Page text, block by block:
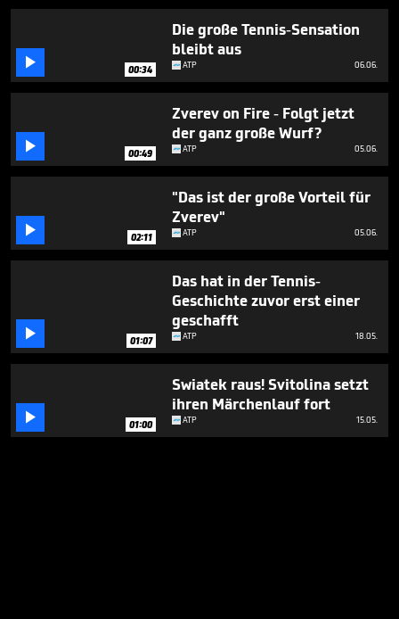
 00:34
Die große Tennis-Sensation
bleibt aus
ATP 06.06.
 00:49
Zverev on Fire - Folgt jetzt
der ganz große Wurf?
ATP 05.06.
 02:11
"Das ist der große Vorteil für
Zverev"
ATP 05.06.
 01:07
Das hat in der Tennis-
Geschichte zuvor erst einer
geschafft
ATP 18.05.
 01:00
Swiatek raus! Svitolina setzt
ihren Märchenlauf fort
ATP 15.05.